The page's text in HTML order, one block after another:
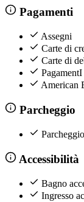
Pagamenti
Assegni
Carte di
Carte di
American
Parcheggio
Accessibilità
Bagno
Ingresso